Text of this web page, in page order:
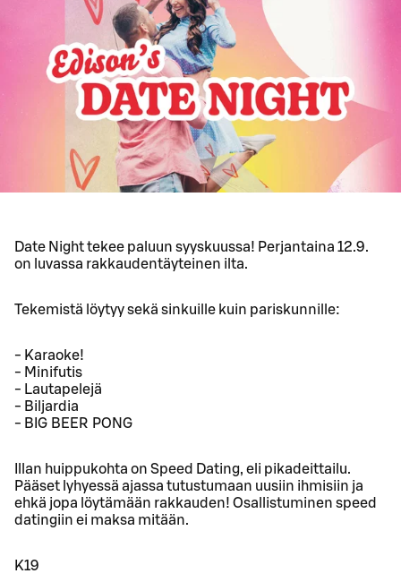
Date Night tekee paluun syyskuussa! Perjantaina 12.9.
on luvassa rakkaudentäyteinen ilta.
Tekemistä löytyy sekä sinkuille kuin pariskunnille:
- Karaoke!
- Minifutis
- Lautapelejä
- Biljardia
- BIG BEER PONG
Illan huippukohta on Speed Dating, eli pikadeittailu.
Pääset lyhyessä ajassa tutustumaan uusiin ihmisiin ja
ehkä jopa löytämään rakkauden! Osallistuminen speed
datingiin ei maksa mitään.
K19